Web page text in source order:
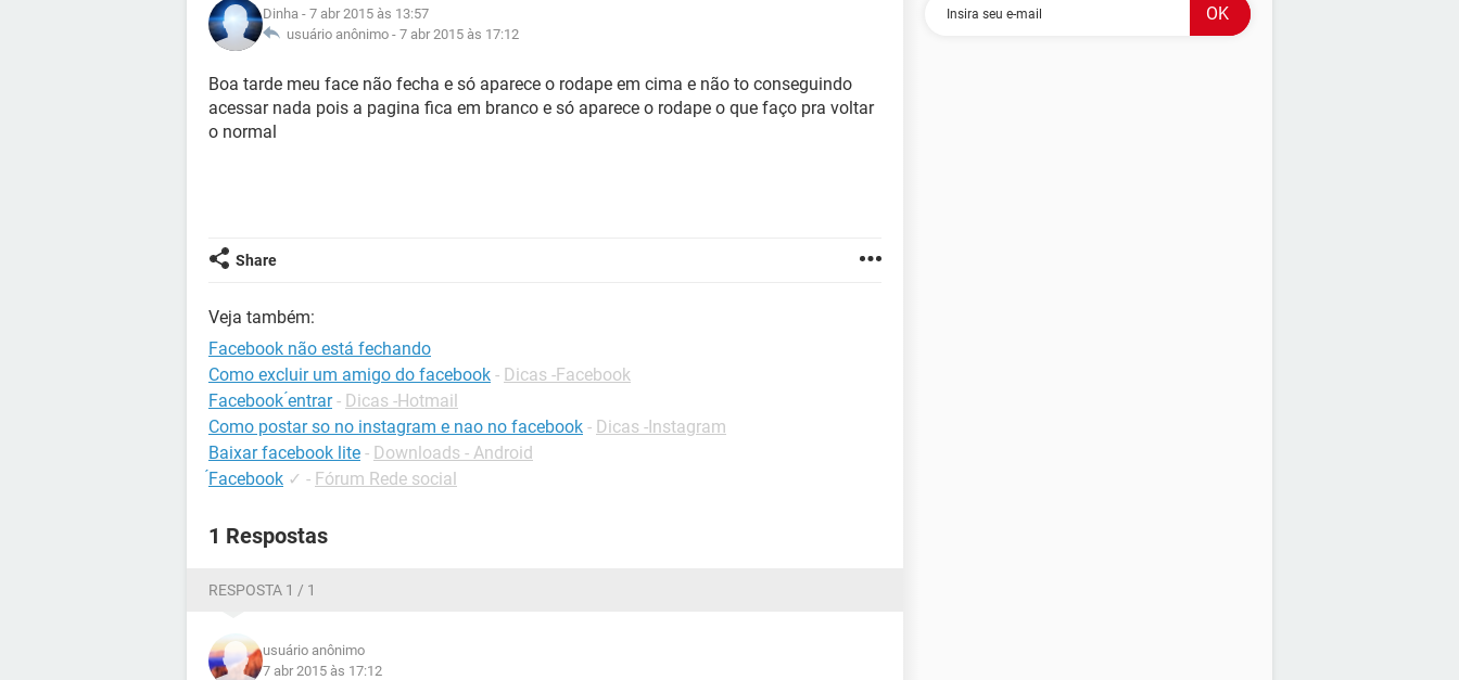
Dinha - 7 abr 2015 às 13:57
usuário anônimo - 7 abr 2015 às 17:12
Boa tarde meu face não fecha e só aparece o rodape em cima e não to conseguindo
acessar nada pois a pagina fica em branco e só aparece o rodape o que faço pra voltar
o normal
Share
Veja também:
Facebook não está fechando
Como excluir um amigo do facebook - Dicas -Facebook
Facebook ́entrar - Dicas -Hotmail
Como postar so no instagram e nao no facebook - Dicas -Instagram
Baixar facebook lite - Downloads - Android
́Facebook ✓ - Fórum Rede social
1 Respostas
RESPOSTA 1 / 1
usuário anônimo
7 abr 2015 às 17:12